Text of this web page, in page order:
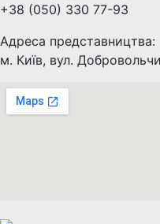
+38 (050) 330 77-93
Адреса представництва:
м. Київ, вул.